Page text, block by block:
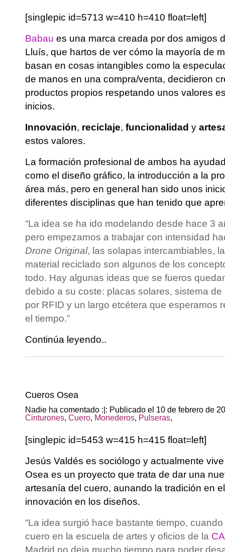
[singlepic id=5713 w=410 h=410 float=left]
Babau es una marca creada por dos amigos
Lluís, que hartos de ver cómo la mayoría de
basan en cosas intangibles como la
de manos en una compra/venta, decidieron
productos propios respetando unos valores
inicios.
Innovación, reciclaje, funcionalidad y
estos valores.
La formación profesional de ambos ha
como el diseño gráfico, la introducción a la
área más, pero en general han sido unos
diferentes disciplinas que han tenido que
“La idea se ha ido modelando desde hace 3
pero empezamos a trabajar con intensidad
Drone Original, las solapas intercambiables,
material reciclado son algunos de los
todo. Hay algunas ideas que se fueros
debido a su coste: placas solares, sistema
por RFID y un largo etcétera que esperamos
el tiempo.”
Continúa leyendo..
Cueros Osea
Nadie ha comentado :|: Publicado el 10 de febrero de
Cinturones, Cuero, Monederos, Pulseras,
[singlepic id=5453 w=415 h=415 float=left]
Jesús Valdés es sociólogo y actualmente
Osea es un proyecto que trata de dar una
artesanía del cuero, aunando la tradición en
innovación en los diseños.
“La idea surgió hace bastante tiempo,
cuero en la escuela de artes y oficios de la
Madrid no deja mucho tiempo para poder